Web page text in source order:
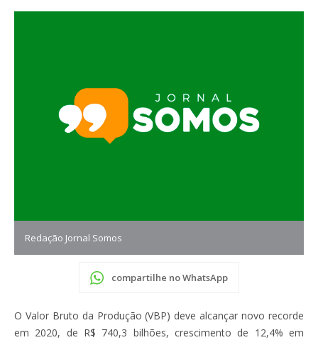
Redação Jornal Somos
compartilhe no WhatsApp
O Valor Bruto da Produção (VBP) deve alcançar novo recorde
em 2020, de R$ 740,3 bilhões, crescimento de 12,4% em